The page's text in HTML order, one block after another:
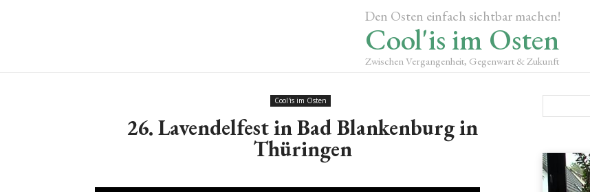
Den Osten einfach sichtbar machen!
Cool'is im Osten
Zwischen Vergangenheit, Gegenwart & Zukunft
Cool'is im Osten
26. Lavendelfest in Bad Blankenburg in
Thüringen